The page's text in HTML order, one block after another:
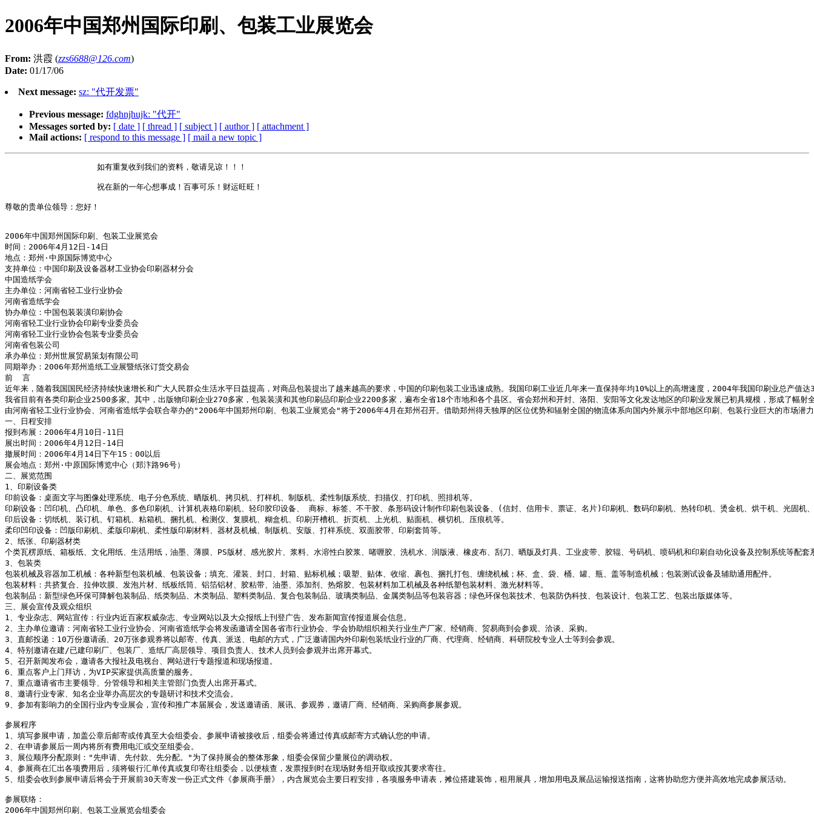
2006年中国郑州国际印刷、包装工业展览会
From: 洪霞 (zzs6688@126.com)
Date: 01/17/06
Next message: sz: "代开发票"
Previous message: fdghnjhujk: "代开"
Messages sorted by: [ date ] [ thread ] [ subject ] [ author ] [ attachment ]
Mail actions: [ respond to this message ] [ mail a new topic ]
                   如有重复收到我们的资料，敬请见谅！！！
                   祝在新的一年心想事成！百事可乐！财运旺旺！
尊敬的贵单位领导：您好！
2006年中国郑州国际印刷、包装工业展览会
时间：2006年4月12日-14日
地点：郑州·中原国际博览中心
支持单位：中国印刷及设备器材工业协会印刷器材分会
中国造纸学会
主办单位：河南省轻工业行业协会
河南省造纸学会
协办单位：中国包装装潢印刷协会
河南省轻工业行业协会印刷专业委员会
河南省轻工业行业协会包装专业委员会
河南省包装公司
承办单位：郑州世展贸易策划有限公司
同期举办：2006年郑州造纸工业展暨纸张订货交易会
前  言
近年来，随着我国国民经济持续快速增长和广大人民群众生活水平日益提高，对商品包装提出了越来越高的要求，中国的印刷包装工业迅速成熟。我国印刷工业近几年来一直保持年均10%以上的高增速度，2004年我国印刷业总产
我省目前有各类印刷企业2500多家。其中，出版物印刷企业270多家，包装装潢和其他印刷品印刷企业2200多家，遍布全省18个市地和各个县区。省会郑州和开封、洛阳、安阳等文化发达地区的印刷业发展已初具规模，形成了
由河南省轻工业行业协会、河南省造纸学会联合举办的"2006年中国郑州印刷、包装工业展览会"将于2006年4月在郑州召开。借助郑州得天独厚的区位优势和辐射全国的物流体系向国内外展示中部地区印刷、包装行业巨大的市场
一、日程安排
报到布展：2006年4月10日-11日
展出时间：2006年4月12日-14日
撤展时间：2006年4月14日下午15：00以后
展会地点：郑州·中原国际博览中心（郑汴路96号）
二、展览范围
1、印刷设备类
印前设备：桌面文字与图像处理系统、电子分色系统、晒版机、拷贝机、打样机、制版机、柔性制版系统、扫描仪、打印机、照排机等。
印刷设备：凹印机、凸印机、单色、多色印刷机、计算机表格印刷机、轻印胶印设备、 商标、标签、不干胶、条形码设计制作印刷包装设备、(信封、信用卡、票证、名片)印刷机、数码印刷机、热转印机、烫金机、烘干机、光固
印后设备：切纸机、装订机、钉箱机、粘箱机、捆扎机、检测仪、复膜机、糊盒机、印刷开槽机、折页机、上光机、贴面机、横切机、压痕机等。
柔印凹印设备：凹版印刷机、柔版印刷机、柔性版印刷材料、器材及机械、制版机、安版、打样系统、双面胶带、印刷套筒等。
2、纸张、印刷器材类
个类瓦楞原纸、箱板纸、文化用纸、生活用纸，油墨、薄膜、PS版材、感光胶片、浆料、水溶性白胶浆、啫喱胶、洗机水、润版液、橡皮布、刮刀、晒版及灯具、工业皮带、胶辊、号码机、喷码机和印刷自动化设备及控制系统等配套
3、包装类
包装机械及容器加工机械：各种新型包装机械、包装设备；填充、灌装、封口、封箱、贴标机械；吸塑、贴体、收缩、裹包、捆扎打包、缠绕机械；杯、盒、袋、桶、罐、瓶、盖等制造机械；包装测试设备及辅助通用配件。
包装材料：共挤复合、拉伸吹膜、发泡片材、纸板纸筒、铝箔铝材、胶粘带、油墨、添加剂、热熔胶、包装材料加工机械及各种纸塑包装材料、激光材料等。
包装制品：新型绿色环保可降解包装制品、纸类制品、木类制品、塑料类制品、复合包装制品、玻璃类制品、金属类制品等包装容器；绿色环保包装技术、包装防伪科技、包装设计、包装工艺、包装出版媒体等。
三、展会宣传及观众组织
1、专业杂志、网站宣传：行业内近百家权威杂志、专业网站以及大众报纸上刊登广告、发布新闻宣传报道展会信息。
2、主办单位邀请：河南省轻工业行业协会、河南省造纸学会将发函邀请全国各省市行业协会、学会协助组织相关行业生产厂家、经销商、贸易商到会参观、洽谈、采购。
3、直邮投递：10万份邀请函、20万张参观券将以邮寄、传真、派送、电邮的方式，广泛邀请国内外印刷包装纸业行业的厂商、代理商、经销商、科研院校专业人士等到会参观。
4、特别邀请在建/已建印刷厂、包装厂、造纸厂高层领导、项目负责人、技术人员到会参观并出席开幕式。
5、召开新闻发布会，邀请各大报社及电视台、网站进行专题报道和现场报道。
6、重点客户上门拜访，为VIP买家提供高质量的服务。
7、重点邀请省市主要领导、分管领导和相关主管部门负责人出席开幕式。
8、邀请行业专家、知名企业举办高层次的专题研讨和技术交流会。
9、参加有影响力的全国行业内专业展会，宣传和推广本届展会，发送邀请函、展讯、参观券，邀请厂商、经销商、采购商参展参观。
参展程序
1、填写参展申请，加盖公章后邮寄或传真至大会组委会。参展申请被接收后，组委会将通过传真或邮寄方式确认您的申请。
2、在申请参展后一周内将所有费用电汇或交至组委会。
3、展位顺序分配原则："先申请、先付款、先分配。"为了保持展会的整体形象，组委会保留少量展位的调动权。
4、参展商在汇出各项费用后，须将银行汇单传真或复印寄往组委会，以便核查，发票报到时在现场财务组开取或按其要求寄往。
5、组委会收到参展申请后将会于开展前30天寄发一份正式文件《参展商手册》，内含展览会主要日程安排，各项服务申请表，摊位搭建装饰，租用展具，增加用电及展品运输报送指南，这将协助您方便并高效地完成参展活动。
参展联络：
2006年中国郑州印刷、包装工业展览会组委会